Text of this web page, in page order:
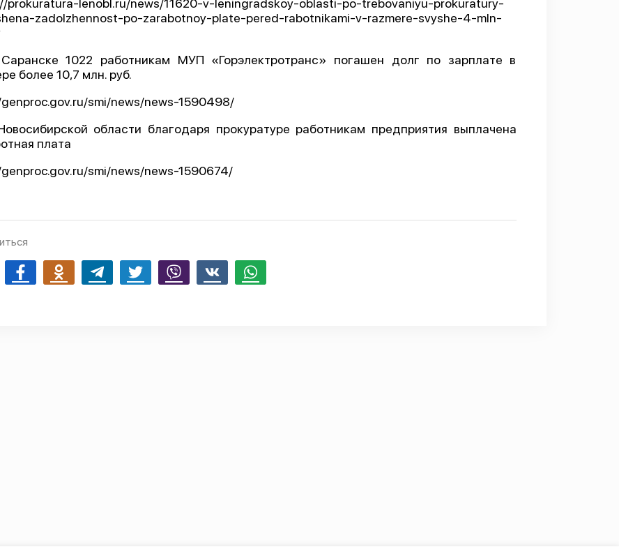
prokuratura-lenobl.ru/news/11620-v-leningradskoy-oblasti-po-trebovaniyu-prokuratury-
zadolzhennost-po-zarabotnoy-plate-pered-rabotnikami-v-razmere-svyshe-4-mln-
1022 работникам МУП «Горэлектротранс» погашен долг по зарплате в
более 10,7 млн. руб.
smi/news/news-1590498/
области благодаря прокуратуре работникам предприятия выплачена
плата
smi/news/news-1590674/
FacebookOdnoklassnikiTelegram Twitter Viber Whatsapp